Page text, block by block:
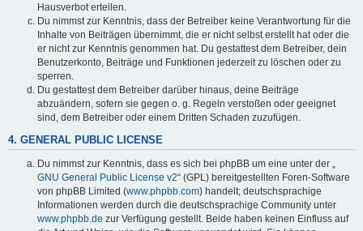
Hausverbot erteilen.
Du nimmst zur Kenntnis, dass der Betreiber keine Verantwortung für die
Inhalte von Beiträgen übernimmt, die er nicht selbst erstellt hat oder die
er nicht zur Kenntnis genommen hat. Du gestattest dem Betreiber, dein
Benutzerkonto, Beiträge und Funktionen jederzeit zu löschen oder zu
sperren.
Du gestattest dem Betreiber darüber hinaus, deine Beiträge
abzuändern, sofern sie gegen o. g. Regeln verstoßen oder geeignet
sind, dem Betreiber oder einem Dritten Schaden zuzufügen.
4. GENERAL PUBLIC LICENSE
Du nimmst zur Kenntnis, dass es sich bei phpBB um eine unter der „
GNU General Public License v2“ (GPL) bereitgestellten Foren-Software
von phpBB Limited (www.phpbb.com) handelt; deutschsprachige
Informationen werden durch die deutschsprachige Community unter
www.phpbb.de zur Verfügung gestellt. Beide haben keinen Einfluss auf